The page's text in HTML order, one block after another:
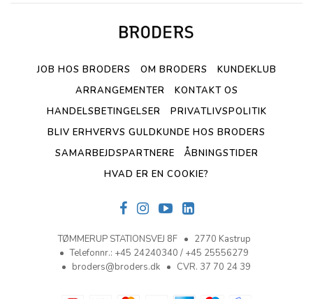
JOB HOS BRODERS OM BRODERS
KUNDEKLUB
ARRANGEMENTER
KONTAKT OS
HANDELSBETINGELSER
PRIVATLIVSPOLITIK
BLIV ERHVERVS GULDKUNDE HOS BRODERS
SAMARBEJDSPARTNERE
ÅBNINGSTIDER
HVAD ER EN COOKIE?
TØMMERUP STATIONSVEJ 8F
2770 Kastrup
Telefonnr.: +45 24240340 / +45 25556279
broders@broders.dk
CVR. 37 70 24 39